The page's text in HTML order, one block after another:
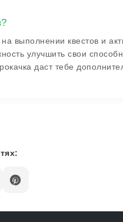
выполнении квестов и
улучшить свои
даст тебе